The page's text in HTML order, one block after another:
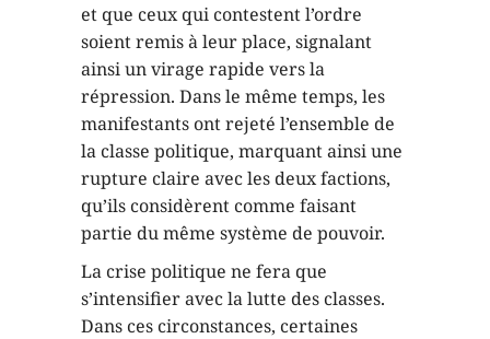
et que ceux qui contestent l’ordre
soient remis à leur place, signalant
ainsi un virage rapide vers la
répression. Dans le même temps, les
manifestants ont rejeté l’ensemble de
la classe politique, marquant ainsi une
rupture claire avec les deux factions,
qu’ils considèrent comme faisant
partie du même système de pouvoir.
La crise politique ne fera que
s’intensifier avec la lutte des classes.
Dans ces circonstances, certaines